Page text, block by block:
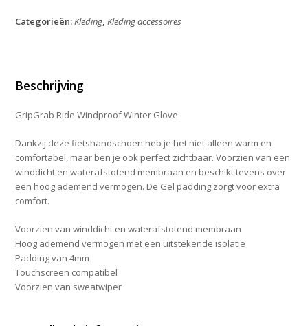
Glove
Categorieën:Kleding,Kleding accessoires
Beschrijving
GripGrab Ride Windproof Winter Glove
Dankzij deze fietshandschoen heb je het niet alleen warm en
comfortabel, maar ben je ook perfect zichtbaar. Voorzien van een
winddicht en waterafstotend membraan en beschikt tevens over
een hoog ademend vermogen. De Gel padding zorgt voor extra
comfort.
Voorzien van winddicht en waterafstotend membraan
Hoog ademend vermogen met een uitstekende isolatie
Padding van 4mm
Touchscreen compatibel
Voorzien van sweatwiper